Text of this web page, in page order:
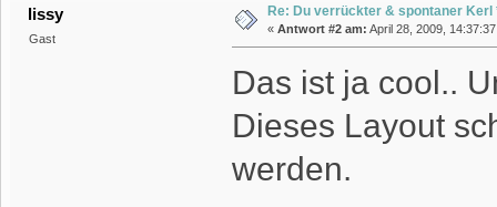
lissy
Gast
Re: Du verrückter & spontaner Kerl
« Antwort #2 am: April 28, 2009,
Das ist ja cool..
Dieses Layout
werden.